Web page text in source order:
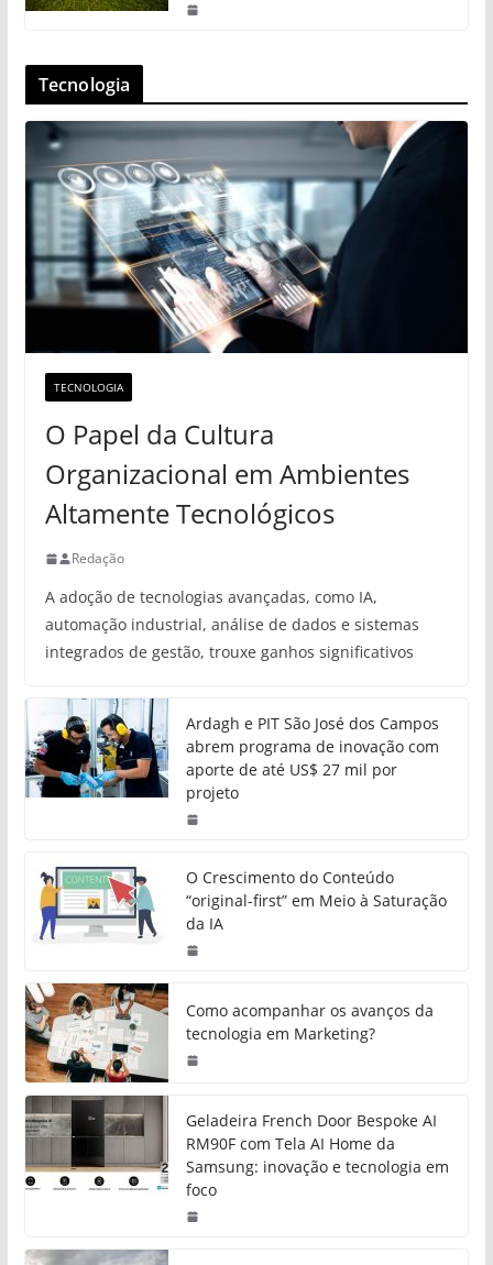
Tecnologia
TECNOLOGIA
O Papel da Cultura
Organizacional em Ambientes
Altamente Tecnológicos
Redação
A adoção de tecnologias avançadas, como IA,
automação industrial, análise de dados e sistemas
integrados de gestão, trouxe ganhos significativos
Ardagh e PIT São José dos Campos
abrem programa de inovação com
aporte de até US$ 27 mil por
projeto
O Crescimento do Conteúdo
“original-first” em Meio à Saturação
da IA
Como acompanhar os avanços da
tecnologia em Marketing?
Geladeira French Door Bespoke AI
RM90F com Tela AI Home da
Samsung: inovação e tecnologia em
foco